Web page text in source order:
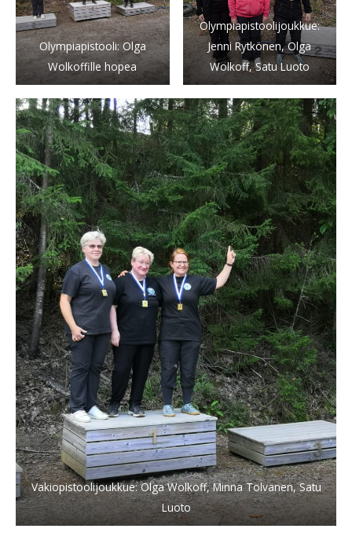
Olympiapistooli: Olga
Wolkoffille hopea
Olympiapistoolijoukkue:
Jenni Rytkönen, Olga
Wolkoff, Satu Luoto
Vakiopistoolijoukkue: Olga Wolkoff, Minna Tolvanen, Satu
Luoto